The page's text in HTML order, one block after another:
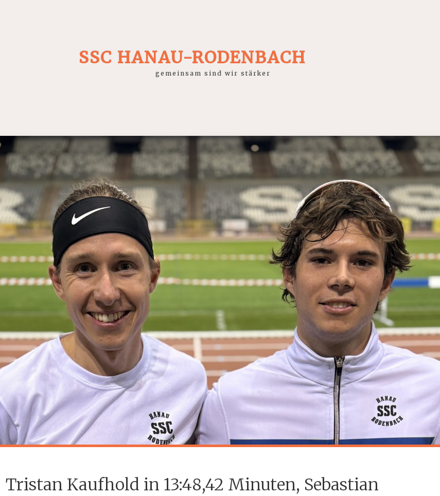
SSC HANAU-RODENBACH
gemeinsam sind wir stärker
Tristan Kaufhold in 13:48,42 Minuten, Sebastian